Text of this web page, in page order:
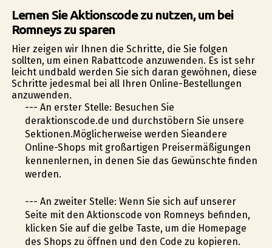
Lernen Sie Aktionscode zu nutzen, um bei
Romneys zu sparen
Hier zeigen wir Ihnen die Schritte, die Sie folgen
sollten, um einen Rabattcode anzuwenden. Es ist sehr
leicht undbald werden Sie sich daran gewöhnen, diese
Schritte jedesmal bei all Ihren Online-Bestellungen
anzuwenden.
--- An erster Stelle: Besuchen Sie
deraktionscode.de und durchstöbern Sie unsere
Sektionen.Möglicherweise werden Sieandere
Online-Shops mit großartigen Preisermäßigungen
kennenlernen, in denen Sie das Gewünschte finden
werden.
--- An zweiter Stelle: Wenn Sie sich auf unserer
Seite mit den Aktionscode von Romneys befinden,
klicken Sie auf die gelbe Taste, um die Homepage
des Shops zu öffnen und den Code zu kopieren.